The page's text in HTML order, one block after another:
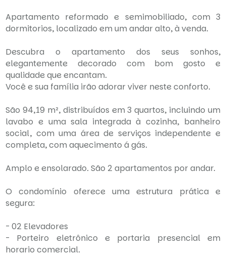
Apartamento reformado e semimobiliado, com 3
dormitorios, localizado em um andar alto, à venda.
Descubra o apartamento dos seus sonhos,
elegantemente decorado com bom gosto e
qualidade que encantam.
Você e sua família irão adorar viver neste conforto.
São 94,19 m², distribuídos em 3 quartos, incluindo um
lavabo e uma sala integrada à cozinha, banheiro
social, com uma área de serviços independente e
completa, com aquecimento á gás.
Amplo e ensolarado. São 2 apartamentos por andar.
O condomínio oferece uma estrutura prática e
segura:
- 02 Elevadores
- Porteiro eletrônico e portaria presencial em
horario comercial.